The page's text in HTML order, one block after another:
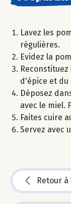
Lavez les
régulières.
Evidez la
d'épice et du
Déposez
avec le miel.
Faites cuire
Servez avec
Retour à